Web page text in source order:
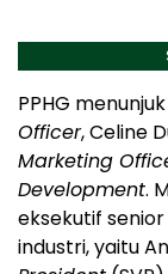
PPHG
Officer, Celine
Marketing
Development.
eksekutif
industri, yaitu